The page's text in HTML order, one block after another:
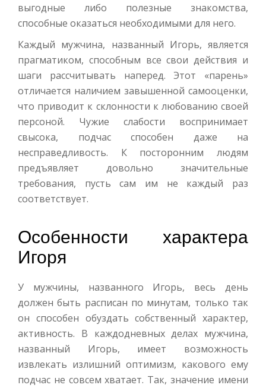
выгодные либо полезные знакомства,
способные оказаться необходимыми для него.
Каждый мужчина, названный Игорь, является
прагматиком, способным все свои действия и
шаги рассчитывать наперед. Этот «парень»
отличается наличием завышенной самооценки,
что приводит к склонности к любованию своей
персоной. Чужие слабости воспринимает
свысока, подчас способен даже на
несправедливость. К посторонним людям
предъявляет довольно значительные
требования, пусть сам им не каждый раз
соответствует.
Особенности характера
Игоря
У мужчины, названного Игорь, весь день
должен быть расписан по минутам, только так
он способен обуздать собственный характер,
активность. В каждодневных делах мужчина,
названный Игорь, имеет возможность
извлекать излишний оптимизм, какового ему
подчас не совсем хватает. Так, значение имени